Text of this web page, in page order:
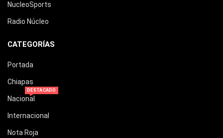
NucleoSports
Radio Núcleo
CATEGORÍAS
Portada
Chiapas
Nacional
DESTACADO
Internacional
Nota Roja